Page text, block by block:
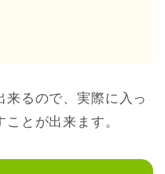
るので、実際に入っ
とが出来ます。